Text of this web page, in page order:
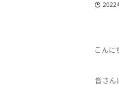
2022
こんに
皆さん